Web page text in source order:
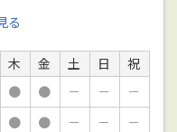
る
木 金 土 日
祝
● ● － －
－
● ● － －
－